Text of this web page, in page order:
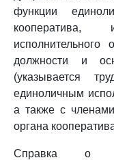
функции
кооператива,
исполнительного
должности и
(указывается
единоличным
а также с членами
органа
Справка о